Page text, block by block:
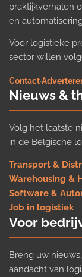
praktijkverhalen
en
Voor logistieke
sector willen
Contact·
Nieuws &
Volg het laatste
in de Belgische
Transport &
Warehousing &
Software &
Job in logistiek
Voor
Breng uw
aandacht van